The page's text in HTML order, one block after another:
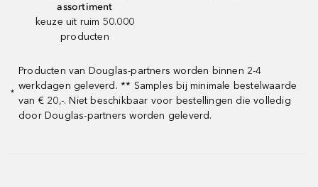
assortiment
keuze uit ruim 50.000
producten
*
Producten van Douglas-partners worden binnen 2-4
werkdagen geleverd. ** Samples bij minimale bestelwaarde
van € 20,-. Niet beschikbaar voor bestellingen die volledig
door Douglas-partners worden geleverd.